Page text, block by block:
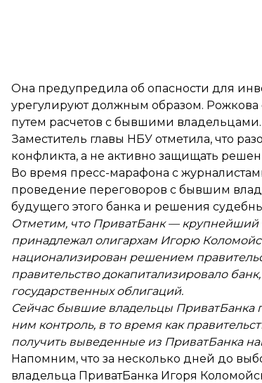
Она предупредила об опасности для
урегулируют должным образом. Рожкова
путем расчетов с бывшими владельцами.
Заместитель главы НБУ отметила, что
конфликта, а не активно защищать
Во время пресс-марафона с
проведение переговоров с бывшим
будущего этого банка и решения
Отметим, что ПриватБанк — крупнейший
принадлежал олигархам Игорю
национализирован решением
правительство докапитализировало
государственных облигаций.
Сейчас бывшие владельцы ПриватБанка
ним контроль, в то время как
получить выведенные из ПриватБанка
Напомним, что за несколько дней до
владельца ПриватБанка Игоря